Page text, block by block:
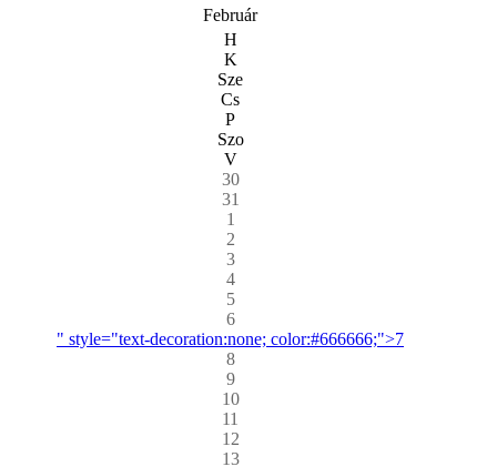
Február
H
K
Sze
Cs
P
Szo
V
30
31
1
2
3
4
5
6
" style="text-decoration:none; color:#666666;">7
8
9
10
11
12
13